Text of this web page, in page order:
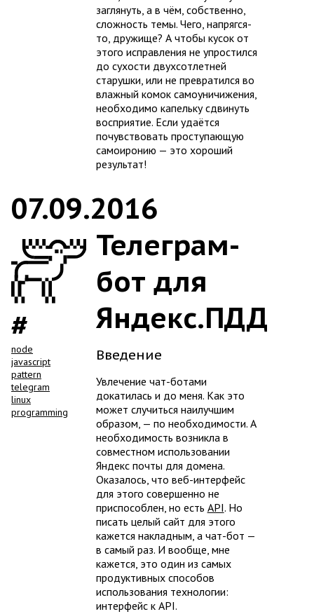
заглянуть, а в чём, собственно,
сложность темы. Чего, напрягся-
то, дружище? А чтобы кусок от
этого исправления не упростился
до сухости двухсотлетней
старушки, или не превратился во
влажный комок самоуничижения,
необходимо капельку сдвинуть
восприятие. Если удаётся
почувствовать проступающую
самоиронию — это хороший
результат!
node
javascript
pattern
telegram
linux
programming
07.09.2016
Телеграм-
бот для
Яндекс.ПДД
Введение
Увлечение чат-ботами
докатилась и до меня. Как это
может случиться наилучшим
образом, — по необходимости. А
необходимость возникла в
совместном использовании
Яндекс почты для домена.
Оказалось, что веб-интерфейс
для этого совершенно не
приспособлен, но есть API. Но
писать целый сайт для этого
кажется накладным, а чат-бот —
в самый раз. И вообще, мне
кажется, это один из самых
продуктивных способов
использования технологии:
интерфейс к API.